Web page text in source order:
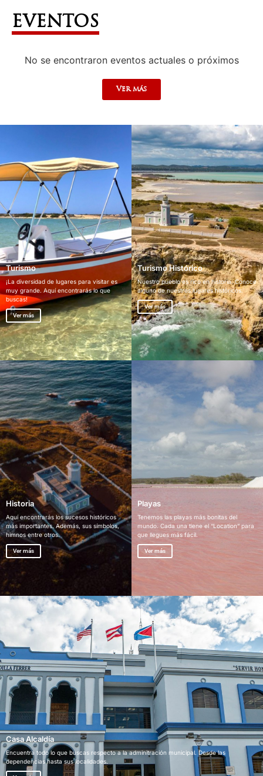
EVENTOS
No se encontraron eventos actuales o próximos
Ver más
Turismo
¡La diversidad de lugares para visitar es
muy grande. Aquí encontrarás lo que
buscas!
Ver más
Turismo Histórico
Nuestro pueblo es rico en historia. Conoce
alguno de nuestros lugares históricos.
Ver más
Historia
Aquí encontrarás los sucesos históricos
más importantes. Además, sus símbolos,
himnos entre otros.
Ver más
Playas
Tenemos las playas más bonitas del
mundo. Cada una tiene el “Location” para
que llegues más fácil.
Ver más
Casa Alcaldía
Encuentra todo lo que buscas respecto a la adminitración municipal. Desde las
dependencias hasta sus localidades.